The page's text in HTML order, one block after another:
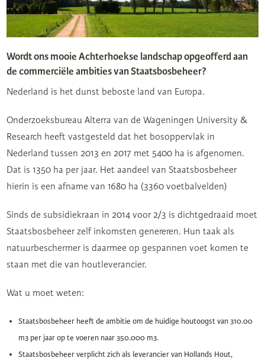
Wordt ons mooie Achterhoekse landschap opgeofferd aan
de commerciële ambities van Staatsbosbeheer?
Nederland is het dunst beboste land van Europa.
Onderzoeksbureau Alterra van de Wageningen University &
Research heeft vastgesteld dat het bosoppervlak in
Nederland tussen 2013 en 2017 met 5400 ha is afgenomen.
Dat is 1350 ha per jaar. Het aandeel van Staatsbosbeheer
hierin is een afname van 1680 ha (3360 voetbalvelden)
Sinds de subsidiekraan in 2014 voor 2/3 is dichtgedraaid moet
Staatsbosbeheer zelf inkomsten genereren. Hun taak als
natuurbeschermer is daarmee op gespannen voet komen te
staan met die van houtleverancier.
Wat u moet weten:
Staatsbosbeheer heeft de ambitie om de huidige houtoogst van 310.00
m3 per jaar op te voeren naar 350.000 m3.
Staatsbosbeheer verplicht zich als leverancier van Hollands Hout,